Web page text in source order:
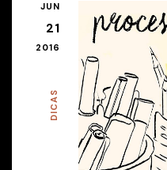
JUN
21
2016
DICAS